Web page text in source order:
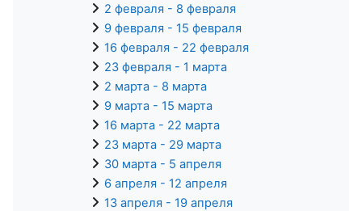
2 февраля - 8 февраля
9 февраля - 15 февраля
16 февраля - 22 февраля
23 февраля - 1 марта
2 марта - 8 марта
9 марта - 15 марта
16 марта - 22 марта
23 марта - 29 марта
30 марта - 5 апреля
6 апреля - 12 апреля
13 апреля - 19 апреля